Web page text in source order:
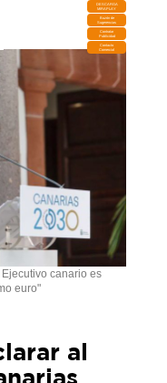
DESCARGA
MIRAPLAY
Buzón de
Sugerencias
Contratar
Publicidad
Contacto
Comercial
canario es
euro"
al